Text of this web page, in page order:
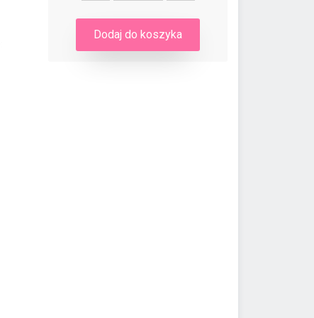
Dodaj do koszyka